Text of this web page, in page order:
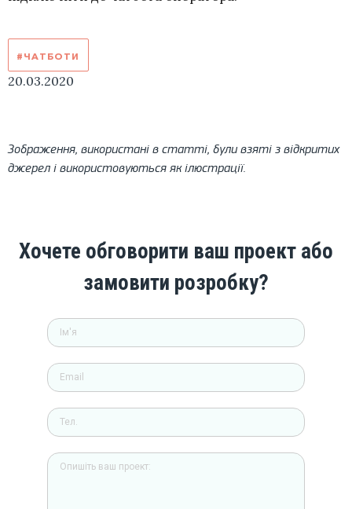
#ЧАТБОТИ
20.03.2020
Зображення, використані в статті, були взяті з відкритих
джерел і використовуються як ілюстрації.
Хочете обговорити ваш проект або
замовити розробку?